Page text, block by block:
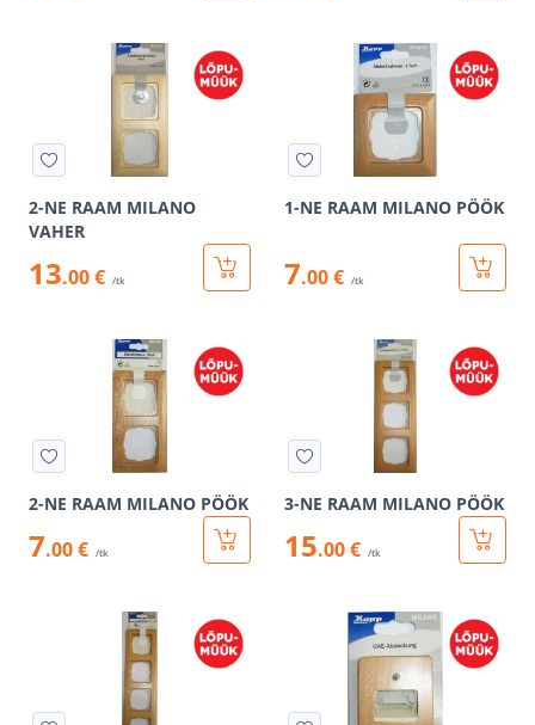
2-NE RAAM MILANO
VAHER
13.00 € /tk
1-NE RAAM MILANO PÖÖK
7.00 € /tk
2-NE RAAM MILANO PÖÖK
7.00 € /tk
3-NE RAAM MILANO PÖÖK
15.00 € /tk